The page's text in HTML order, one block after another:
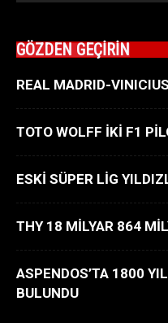
GÖZDEN GEÇİRİN
REAL MADRID-
TOTO WOLFF İKİ F1
ESKİ SÜPER LİG
THY 18 MİLYAR 864
ASPENDOS’TA 1800
BULUNDU